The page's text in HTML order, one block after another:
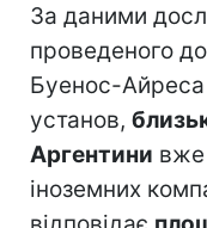
За даними
проведеного
Буенос-Айреса
установ,
Аргентини вже
іноземних